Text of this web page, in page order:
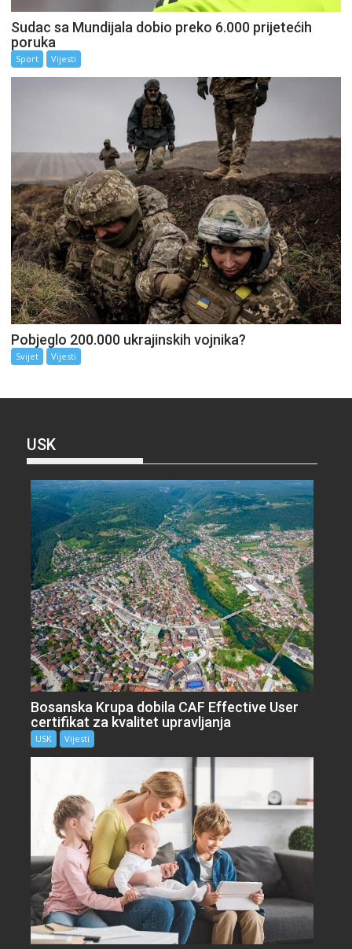
Sudac sa Mundijala dobio preko 6.000 prijetećih
poruka
Sport Vijesti
Pobjeglo 200.000 ukrajinskih vojnika?
Svijet Vijesti
USK
Bosanska Krupa dobila CAF Effective User
certifikat za kvalitet upravljanja
USK Vijesti